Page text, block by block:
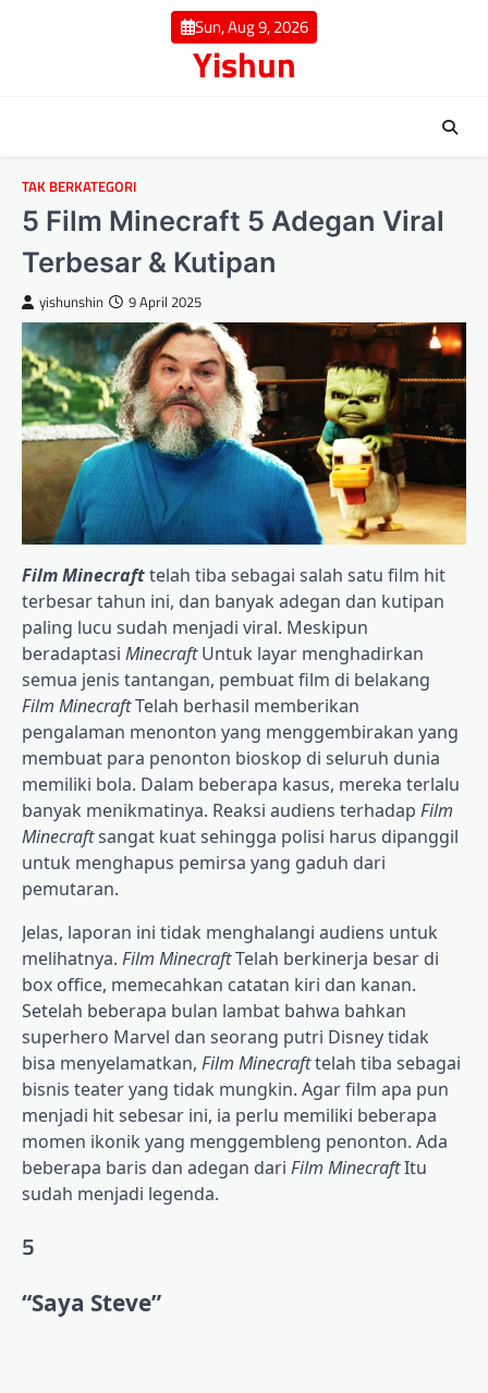
Sun, Aug 9, 2026
Yishun
TAK BERKATEGORI
5 Film Minecraft 5 Adegan Viral
Terbesar & Kutipan
yishunshin 9 April 2025
Film Minecrafttelah tiba sebagai salah satu film hit
terbesar tahun ini, dan banyak adegan dan kutipan
paling lucu sudah menjadi viral. Meskipun
beradaptasi MinecraftUntuk layar menghadirkan
semua jenis tantangan, pembuat film di belakang
Film MinecraftTelah berhasil memberikan
pengalaman menonton yang menggembirakan yang
membuat para penonton bioskop di seluruh dunia
memiliki bola. Dalam beberapa kasus, mereka terlalu
banyak menikmatinya. Reaksi audiens terhadap Film
Minecraftsangat kuat sehingga polisi harus dipanggil
untuk menghapus pemirsa yang gaduh dari
pemutaran.
Jelas, laporan ini tidak menghalangi audiens untuk
melihatnya. Film MinecraftTelah berkinerja besar di
box office, memecahkan catatan kiri dan kanan.
Setelah beberapa bulan lambat bahwa bahkan
superhero Marvel dan seorang putri Disney tidak
bisa menyelamatkan, Film Minecrafttelah tiba sebagai
bisnis teater yang tidak mungkin. Agar film apa pun
menjadi hit sebesar ini, ia perlu memiliki beberapa
momen ikonik yang menggembleng penonton. Ada
beberapa baris dan adegan dari Film MinecraftItu
sudah menjadi legenda.
5
“Saya Steve”